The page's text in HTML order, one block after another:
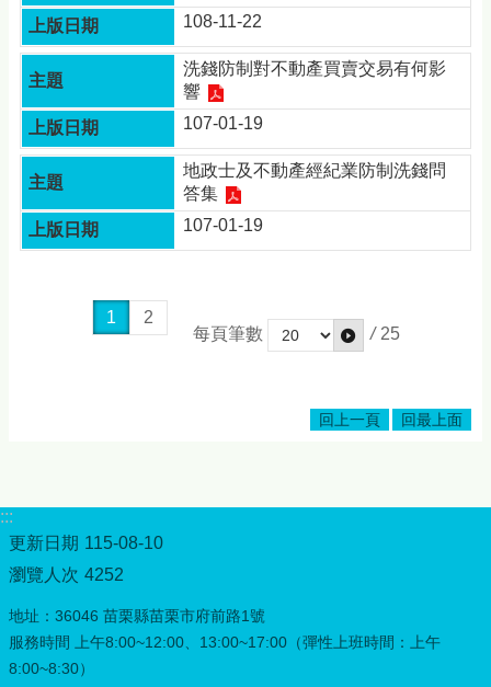
108-11-22
洗錢防制對不動產買賣交易有何影
響
107-01-19
地政士及不動產經紀業防制洗錢問
答集
107-01-19
1
2
每頁筆數
/ 25
回上一頁 回最上面
:::
更新日期 115-08-10
瀏覽人次 4252
地址：36046 苗栗縣苗栗市府前路1號
服務時間 上午8:00~12:00、13:00~17:00（彈性上班時間：上午
8:00~8:30）